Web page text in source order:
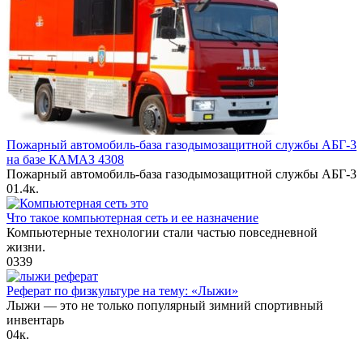
Пожарный автомобиль-база газодымозащитной службы АБГ-3
на базе КАМАЗ 4308
Пожарный автомобиль-база газодымозащитной службы АБГ-3
01.4к.
Что такое компьютерная сеть и ее назначение
Компьютерные технологии стали частью повседневной
жизни.
0339
Реферат по физкультуре на тему: «Лыжи»
Лыжи — это не только популярный зимний спортивный
инвентарь
04к.